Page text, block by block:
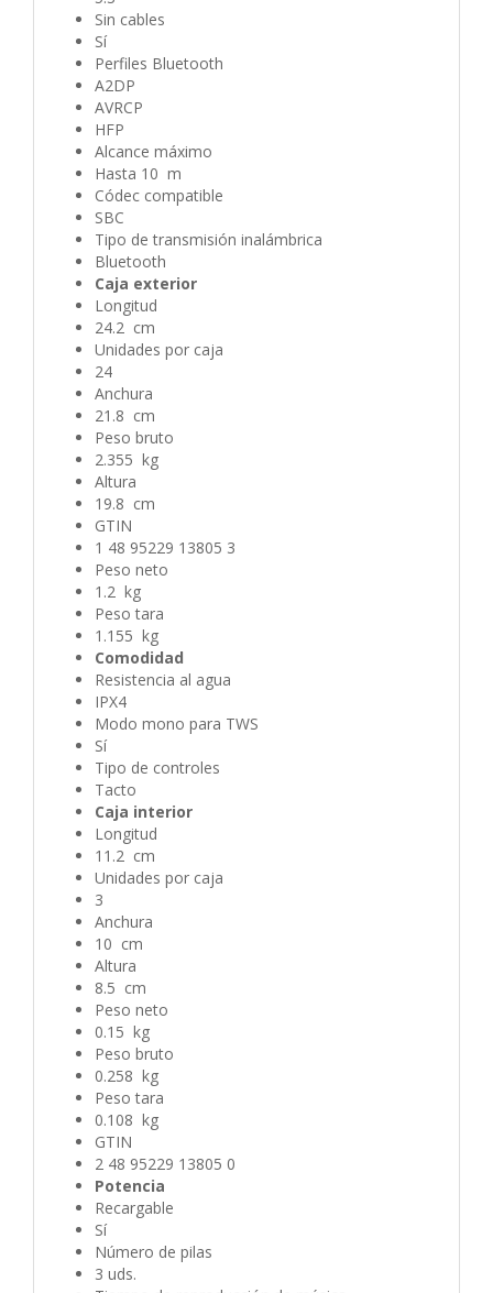
Sin cables
Sí
Perfiles Bluetooth
A2DP
AVRCP
HFP
Alcance máximo
Hasta 10 m
Códec compatible
SBC
Tipo de transmisión inalámbrica
Bluetooth
Caja exterior
Longitud
24.2 cm
Unidades por caja
24
Anchura
21.8 cm
Peso bruto
2.355 kg
Altura
19.8 cm
GTIN
1 48 95229 13805 3
Peso neto
1.2 kg
Peso tara
1.155 kg
Comodidad
Resistencia al agua
IPX4
Modo mono para TWS
Sí
Tipo de controles
Tacto
Caja interior
Longitud
11.2 cm
Unidades por caja
3
Anchura
10 cm
Altura
8.5 cm
Peso neto
0.15 kg
Peso bruto
0.258 kg
Peso tara
0.108 kg
GTIN
2 48 95229 13805 0
Potencia
Recargable
Sí
Número de pilas
3 uds.